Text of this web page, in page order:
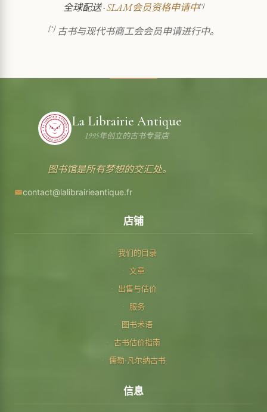
全球配送 ·SLAM会员资格申请中[*]
[*]古书与现代书商工会会员申请进行中。
La Librairie Antique
1995年创立的古书专营店
图书馆是所有梦想的交汇处。
contact@lalibrairieantique.fr
店铺
我们的目录
文章
出售与估价
服务
图书术语
古书估价指南
儒勒·凡尔纳古书
信息